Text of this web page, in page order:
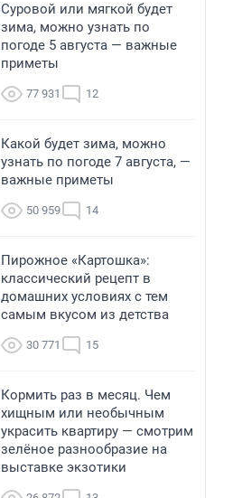
Суровой или мягкой будет
зима, можно узнать по
погоде 5 августа — важные
приметы
77 931 12
Какой будет зима, можно
узнать по погоде 7 августа, —
важные приметы
50 959 14
Пирожное «Картошка»:
классический рецепт в
домашних условиях с тем
самым вкусом из детства
30 771 15
Кормить раз в месяц. Чем
хищным или необычным
украсить квартиру — смотрим
зелёное разнообразие на
выставке экзотики